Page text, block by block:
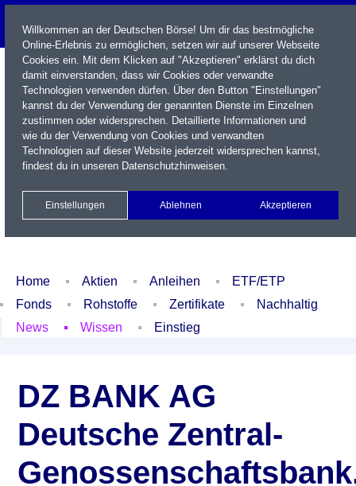
Name / WKN / ISIN / Kürzel
Newsletter Kontakt
Xetra Realtime
Watchlist Portfolio Login
Home Aktien Anleihen
ETF/ETP
Fonds
Rohstoffe Zertifikate
Nachhaltig
News
Wissen Einstieg
DZ BANK AG
Deutsche Zentral-
Willkommen an der Deutschen Börse! Um dir das bestmögliche
Online-Erlebnis zu ermöglichen, setzen wir auf unserer Webseite
Cookies ein. Mit dem Klicken auf "Akzeptieren" erklärst du dich
damit einverstanden, dass wir Cookies oder verwandte
Technologien verwenden dürfen. Über den Button "Einstellungen"
kannst du der Verwendung der genannten Dienste im Einzelnen
zustimmen oder widersprechen. Detaillierte Informationen und
wie du der Verwendung von Cookies und verwandten
Technologien auf dieser Website jederzeit widersprechen kannst,
findest du in unseren Datenschutzhinweisen.
Einstellungen Ablehnen Akzeptieren